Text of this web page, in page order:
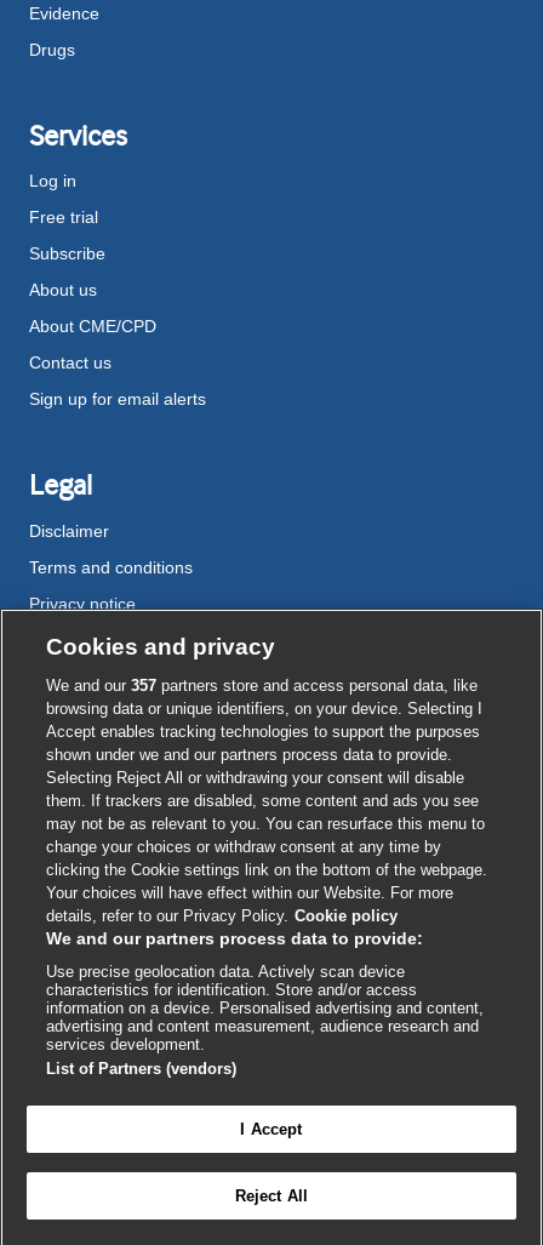
Conectar-se para acessar todo o BMJ Best Practice
Evidence
Drugs
Services
Log in
Free trial
Subscribe
About us
About CME/CPD
Contact us
Sign up for email alerts
Legal
Disclaimer
Terms and conditions
Privacy notice
Cookie policy
Accessibility
External
link
opens
in
a
new
window
External
link
opens
in
a
new
window
External
link
opens
in
a
new
window
External
link
opens
in
a
new
window
External
link
opens
in
a
new
window
© BMJ Publishing Group 2026
ISSN 2515-9615

Cookies and privacy
We and our357 partners store and access personal data, like
browsing data or unique identifiers, on your device. Selecting I
Accept enables tracking technologies to support the purposes
shown under we and our partners process data to provide.
Selecting Reject All or withdrawing your consent will disable
them. If trackers are disabled, some content and ads you see
may not be as relevant to you. You can resurface this menu to
change your choices or withdraw consent at any time by
clicking the Cookie settings link on the bottom of the webpage.
Your choices will have effect within our Website. For more
details, refer to our Privacy Policy. Cookie policy
We and our partners process data to provide:
Use precise geolocation data. Actively scan device
characteristics for identification. Store and/or access
information on a device. Personalised advertising and content,
advertising and content measurement, audience research and
services development.
List of Partners (vendors)
I Accept
Reject All